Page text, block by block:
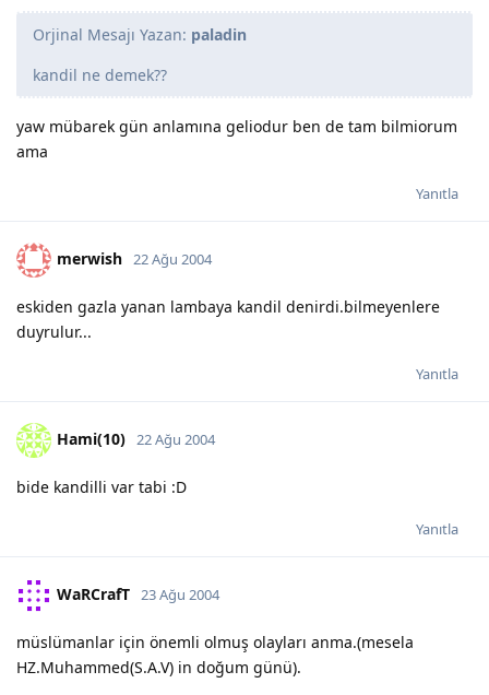
Orjinal Mesajı Yazan: paladin
kandil ne demek??
yaw mübarek gün anlamına geliodur ben de tam bilmiorum
ama
Yanıtla
merwish 22 Ağu 2004
eskiden gazla yanan lambaya kandil denirdi.bilmeyenlere
duyrulur...
Yanıtla
Hami(10) 22 Ağu 2004
bide kandilli var tabi :D
Yanıtla
WaRCrafT 23 Ağu 2004
müslümanlar için önemli olmuş olayları anma.(mesela
HZ.Muhammed(S.A.V) in doğum günü).